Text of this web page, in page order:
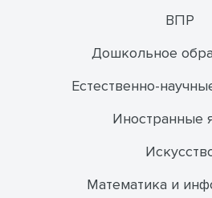
ВПР
Дошкольное
Естественно-
Иностранные
Математика и